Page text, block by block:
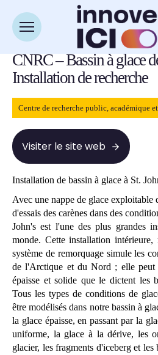
Ouvrir
la
du
site
Retour à la liste des ressources
CNRC – Bassin à glace
Installation de recherche
Centre de recherche public, académique
Visiter le site web
Installation de bassin à glace à St.
Avec une nappe de glace exploitable
d'essais des carènes dans des
John's est l'une des plus grandes
monde. Cette installation
système de remorquage simule les
de l'Arctique et du Nord ; elle peut
épaisse et solide que le dictent les
Tous les types de conditions de
être modélisés dans notre bassin à
la glace épaisse, en passant par la
uniforme, la glace à la dérive, les
glacier, les fragments d'iceberg et les